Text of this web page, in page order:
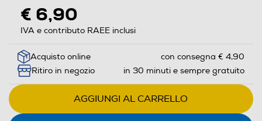
€ 6,90
IVA e contributo RAEE inclusi
Acquisto online
con consegna € 4,90
Ritiro in negozio
in 30 minuti e sempre gratuito
AGGIUNGI AL CARRELLO